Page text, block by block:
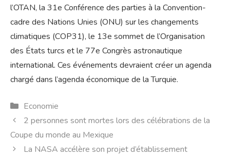
l’OTAN, la 31e Conférence des parties à la Convention-
cadre des Nations Unies (ONU) sur les changements
climatiques (COP31), le 13e sommet de l’Organisation
des États turcs et le 77e Congrès astronautique
international. Ces événements devraient créer un agenda
chargé dans l’agenda économique de la Turquie.
Catégories
Economie
2 personnes sont mortes lors des célébrations de la
Coupe du monde au Mexique
La NASA accélère son projet d’établissement